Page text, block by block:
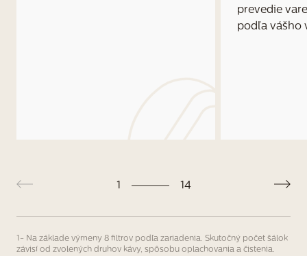
prevedie
podľa vášho
1 14
1- Na základe výmeny 8 filtrov podľa zariadenia. Skutočný počet šálok
závisí od zvolených druhov kávy, spôsobu oplachovania a čistenia.